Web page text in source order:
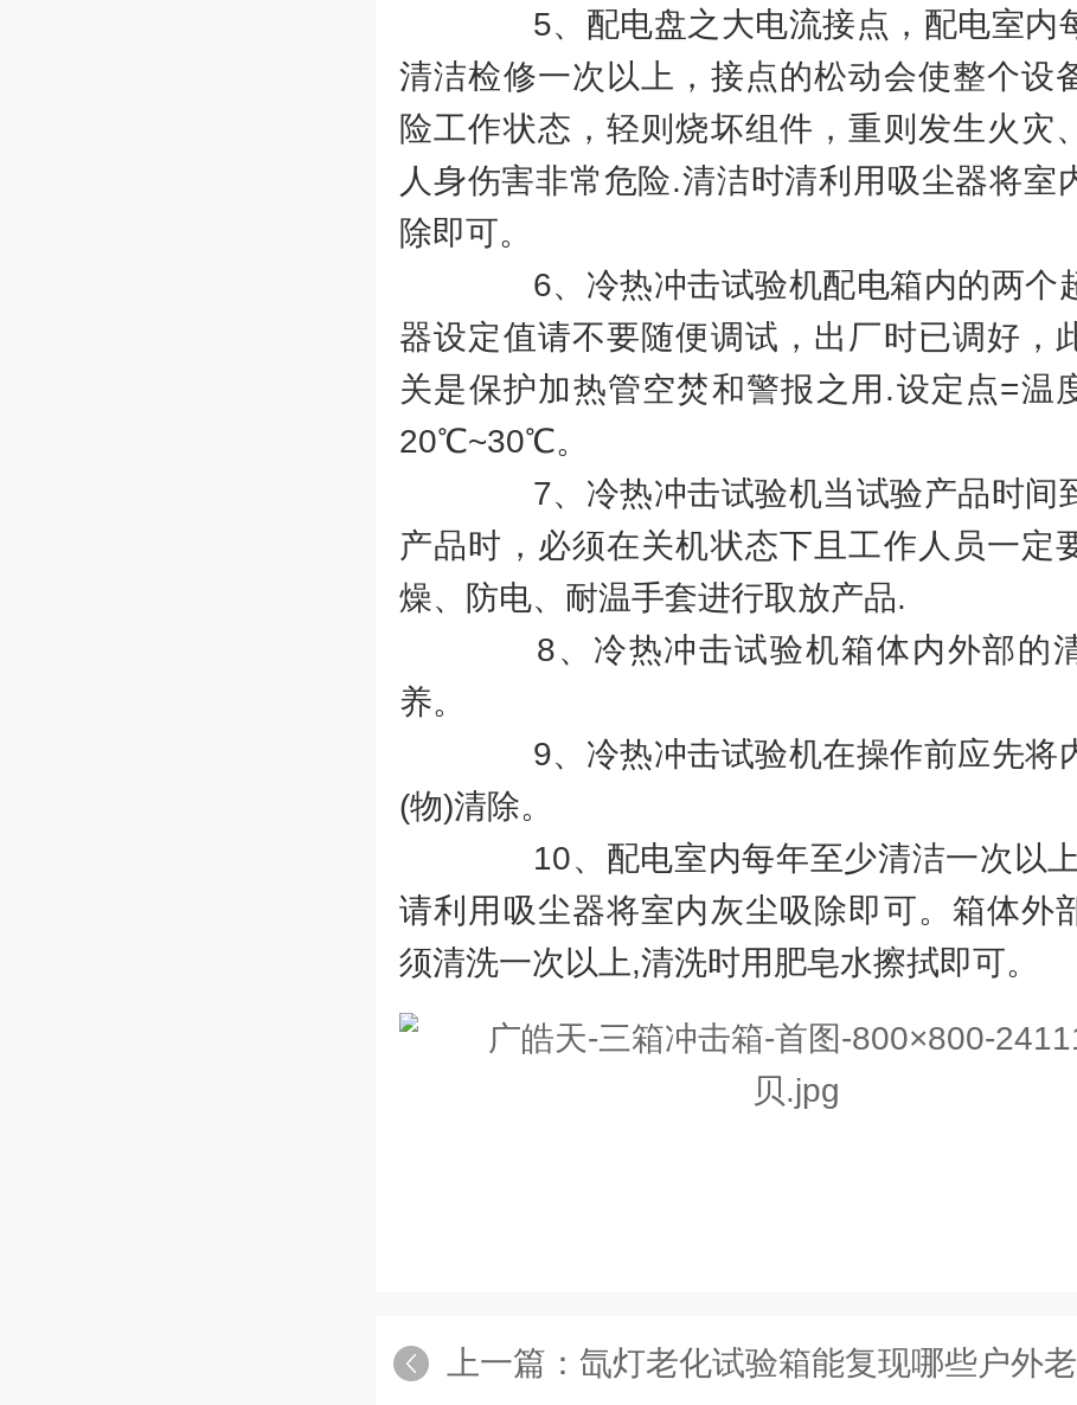
5、配电盘之大电流接点，配电室内
清洁检修一次以上，接点的松动会使整个设
险工作状态，轻则烧坏组件，重则发生火灾
人身伤害非常危险.清洁时清利用吸尘器将室
除即可。
6、冷热冲击试验机配电箱内的两个
器设定值请不要随便调试，出厂时已调好，
关是保护加热管空焚和警报之用.设定点=温
20℃~30℃。
7、冷热冲击试验机当试验产品时间
产品时，必须在关机状态下且工作人员一定
燥、防电、耐温手套进行取放产品.
8、冷热冲击试验机箱体内外部的
养。
9、冷热冲击试验机在操作前应先将
(物)清除。
10、配电室内每年至少清洁一次以
请利用吸尘器将室内灰尘吸除即可。箱体外
须清洗一次以上,清洗时用肥皂水擦拭即可。
上一篇： 氙灯老化试验箱能复现哪些户外老化